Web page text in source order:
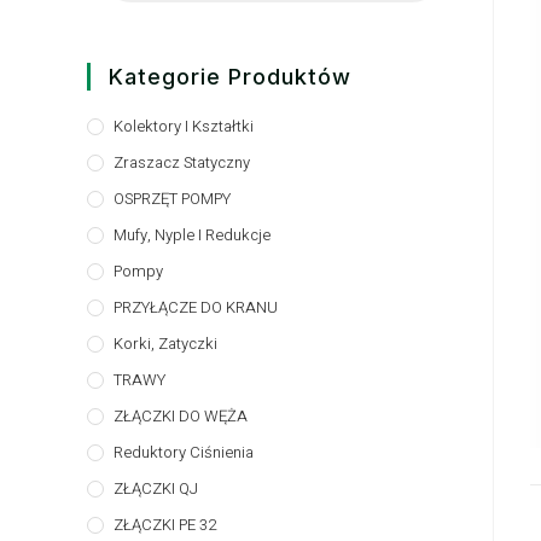
Kategorie Produktów
Kolektory I Kształtki
Zraszacz Statyczny
OSPRZĘT POMPY
Mufy, Nyple I Redukcje
Pompy
PRZYŁĄCZE DO KRANU
Korki, Zatyczki
TRAWY
ZŁĄCZKI DO WĘŻA
Reduktory Ciśnienia
ZŁĄCZKI QJ
ZŁĄCZKI PE 32